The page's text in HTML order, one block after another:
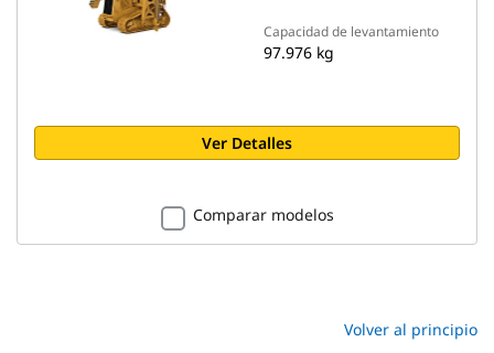
Capacidad de levantamiento
97.976 kg
Ver Detalles
Comparar modelos
Volver al principio